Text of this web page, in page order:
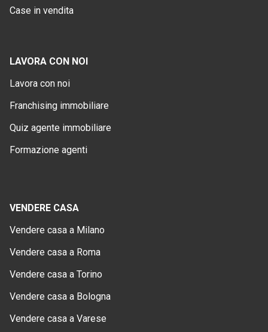
Case in vendita
LAVORA CON NOI
Lavora con noi
Franchising immobiliare
Quiz agente immobiliare
Formazione agenti
VENDERE CASA
Vendere casa a Milano
Vendere casa a Roma
Vendere casa a Torino
Vendere casa a Bologna
Vendere casa a Varese